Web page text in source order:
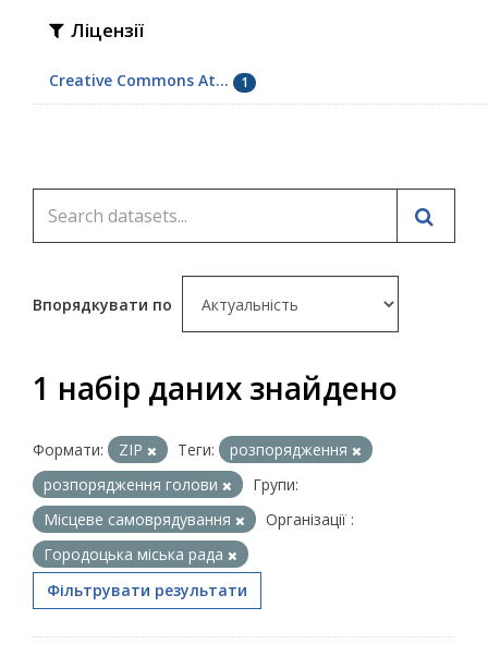
Ліцензії
Creative Commons At... 1
Впорядкувати по
1 набір даних знайдено
Формати: ZIP Теги:
розпорядження
розпорядження голови
Групи:
Місцеве самоврядування
Організації :
Городоцька міська рада
Фільтрувати результати